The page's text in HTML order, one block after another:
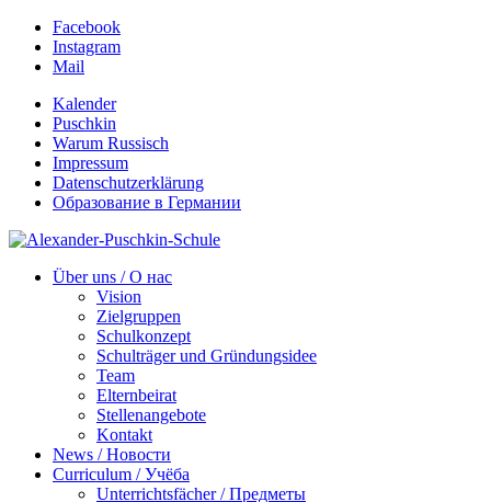
Facebook
Instagram
Mail
Kalender
Puschkin
Warum Russisch
Impressum
Datenschutzerklärung
Образование в Германии
Über uns / О нас
Vision
Zielgruppen
Schulkonzept
Schulträger und Gründungsidee
Team
Elternbeirat
Stellenangebote
Kontakt
News / Новости
Curriculum / Учёба
Unterrichtsfächer / Предметы